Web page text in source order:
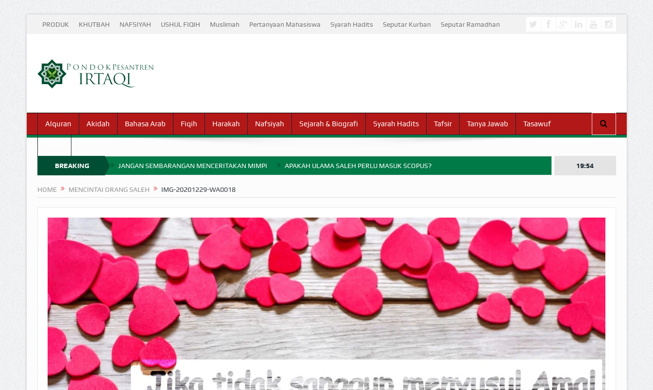
PRODUK KHUTBAH NAFSIYAH USHUL FIQIH Muslimah Pertanyaan Mahasiswa Syarah Hadits Seputar Kurban Seputar Ramadhan
Alquran Akidah Bahasa Arab Fiqih Harakah Nafsiyah Sejarah & Biografi Syarah Hadits Tafsir Tanya Jawab Tasawuf
BREAKING
NEWS
JANGAN SEMBARANGAN MENCERITAKAN MIMPI APAKAH ULAMA SALEH PERLU MASUK SCOPUS?
BAGAIMANA CARA MEMBAYAR ZAKAT UANG? UANG HARAM BISA MENJADI HALAL JIKA SEBAB KEPEMILIKANNYA BERUBAH
ISTIDLAL BATIL VS ISTIDLAL SYAR’I BAHASA CINTA KARENA ALLAH HUKUM MEMBAYAR ZAKAT DENGAN CARA MENGANGSUR
HUKUM MEMBAYAR ZAKAT KEPADA KERABAT SENDIRI
19:54
HOME MENCINTAI ORANG SALEH IMG-20201229-WA0018